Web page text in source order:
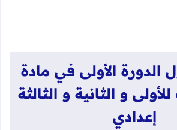
الدورة الأولى في مادة
و الثانية و الثالثة
إعدادي